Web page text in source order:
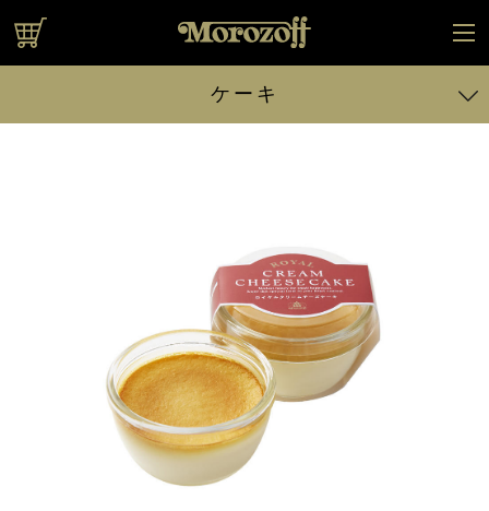
ケーキ
ゴーダチーズケーキ（ミニ）
あまおういちごのレアチーズケーキ（ミニ）
ケーキに戻る